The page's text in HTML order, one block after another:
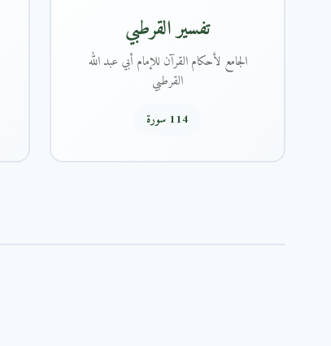
تفسير القرطبي
الجامع لأحكام القرآن للإمام أبي عبد الله
القرطبي
114 سورة